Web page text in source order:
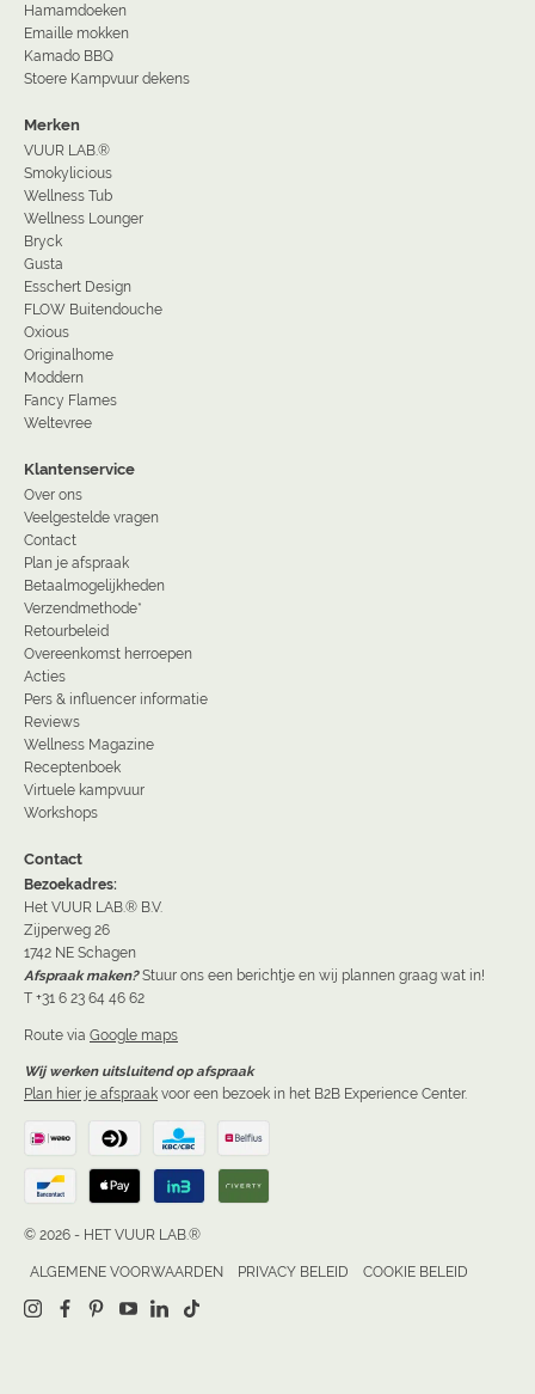
Hamamdoeken
Emaille mokken
Kamado BBQ
Stoere Kampvuur dekens
Merken
VUUR LAB.®
Smokylicious
Wellness Tub
Wellness Lounger
Bryck
Gusta
Esschert Design
FLOW Buitendouche
Oxious
Originalhome
Moddern
Fancy Flames
Weltevree
Klantenservice
Over ons
Veelgestelde vragen
Contact
Plan je afspraak
Betaalmogelijkheden
Verzendmethode*
Retourbeleid
Overeenkomst herroepen
Acties
Pers & influencer informatie
Reviews
Wellness Magazine
Receptenboek
Virtuele kampvuur
Workshops
Contact
Bezoekadres:
Het VUUR LAB.® B.V.
Zijperweg 26
1742 NE Schagen
Afspraak maken? Stuur ons een berichtje en wij plannen graag wat in!
T +31 6 23 64 46 62
Route via Google maps
Wij werken uitsluitend op afspraak
Plan hier je afspraak voor een bezoek in het B2B Experience Center.
© 2026 - HET VUUR LAB.®
ALGEMENE VOORWAARDEN PRIVACY BELEID COOKIE BELEID